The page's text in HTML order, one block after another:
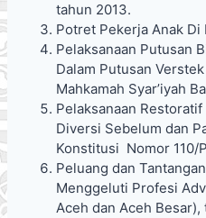
tahun 2013.
Potret Pekerja Anak Di
Pelaksanaan Putusan
Dalam Putusan
Mahkamah Syar’iyah
Pelaksanaan
Diversi Sebelum dan
Konstitusi Nomor 110/
Peluang dan
Menggeluti Profesi
Aceh dan Aceh Besar),